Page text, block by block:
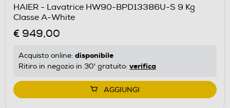
HAIER - Lavatrice HW90-BPD13386U-S 9 Kg
Classe A-White
€ 949,00
Acquisto online: disponibile
Ritiro in negozio in 30' gratuito: verifica
AGGIUNGI